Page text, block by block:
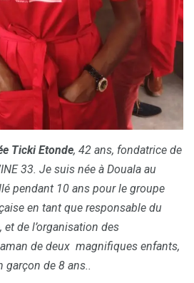
Ticki Etonde, 42 ans, fondatrice de
33. Je suis née à Douala au
pendant 10 ans pour le groupe
en tant que responsable du
de l’organisation des
de deux magnifiques enfants,
garçon de 8 ans..